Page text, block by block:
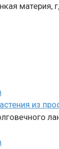
материя,
из